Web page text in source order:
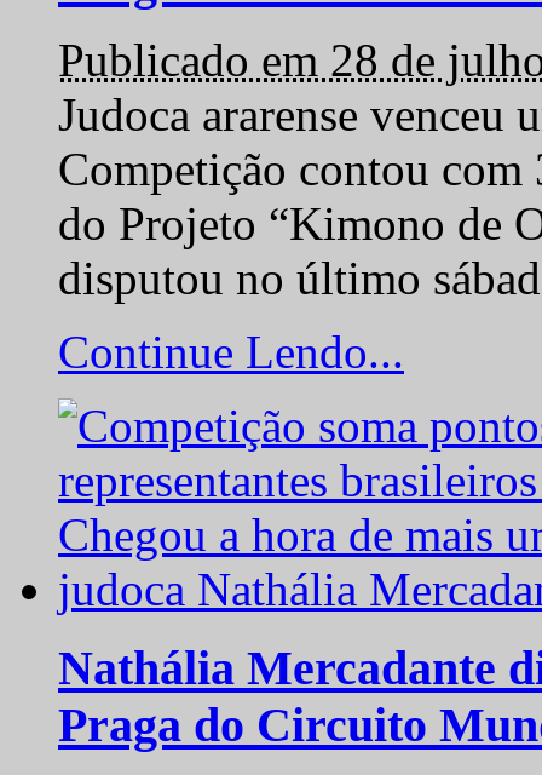
Publicado em 28 de
Judoca ararense venceu
Competição contou com
do Projeto “Kimono de
disputou no último
Continue Lendo...
Nathália Mercadante
Praga do Circuito